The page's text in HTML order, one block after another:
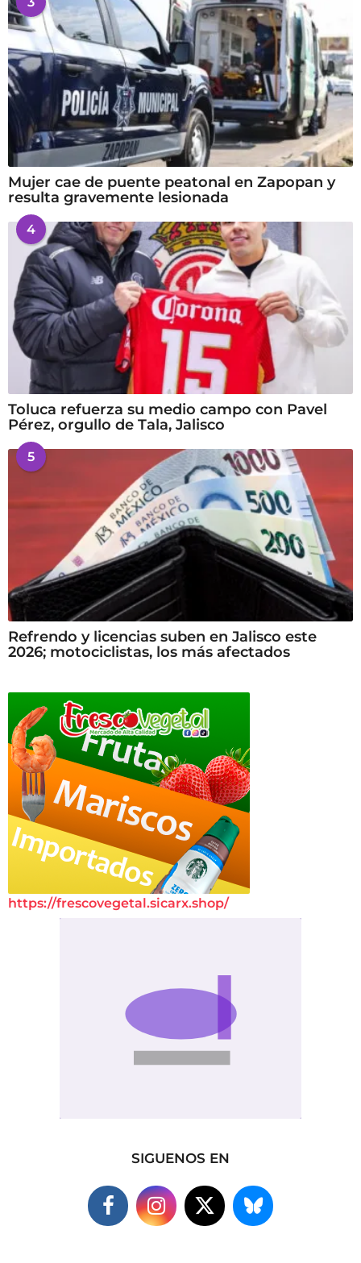
Mujer cae de puente peatonal en Zapopan y
resulta gravemente lesionada
4
Toluca refuerza su medio campo con Pavel
Pérez, orgullo de Tala, Jalisco
5
Refrendo y licencias suben en Jalisco este
2026; motociclistas, los más afectados
https://frescovegetal.sicarx.shop/
SIGUENOS EN